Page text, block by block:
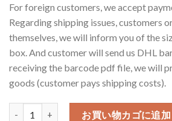
価
格
は
¥15,000
で
し
た。
の
価
格
は
で
す。
For foreign customers, we accept
Regarding shipping issues, customers
themselves, we will inform you of the
box. And customer will send us DHL
receiving the barcode pdf file, we will
goods (customer pays shipping costs).
三菱電機 インバーター FR-A520-1.5K個
お買い物カゴに追加